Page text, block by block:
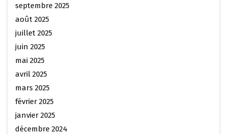
septembre 2025
août 2025
juillet 2025
juin 2025
mai 2025
avril 2025
mars 2025
février 2025
janvier 2025
décembre 2024